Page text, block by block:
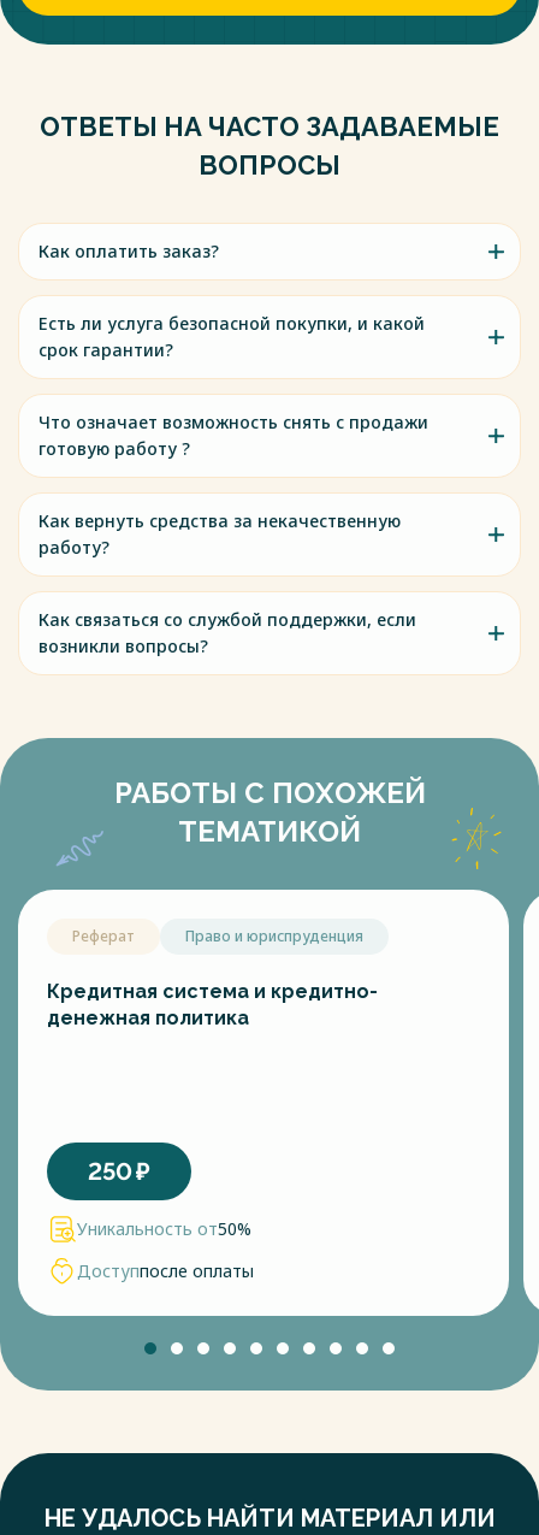
ОТВЕТЫ НА ЧАСТО ЗАДАВАЕМЫЕ
ВОПРОСЫ
Как оплатить заказ?
Есть ли услуга безопасной покупки, и какой
срок гарантии?
Что означает возможность снять с продажи
готовую работу ?
Как вернуть средства за некачественную
работу?
Как связаться со службой поддержки, если
возникли вопросы?
РАБОТЫ С ПОХОЖЕЙ
ТЕМАТИКОЙ
Реферат Право и юриспруденция
Кредитная система и кредитно-
денежная политика
250₽
Уникальность от50%
Доступпосле оплаты
НЕ УДАЛОСЬ НАЙТИ МАТЕРИАЛ ИЛИ